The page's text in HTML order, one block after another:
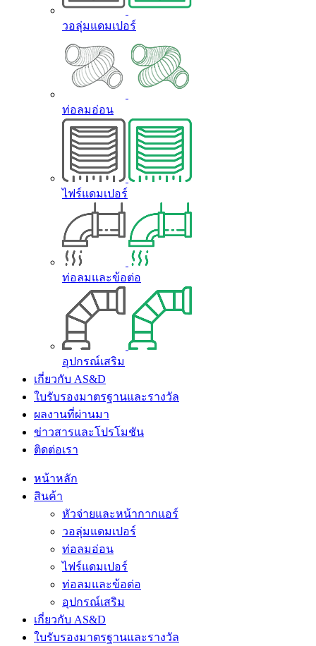
วอลุ่มแดมเปอร์
ท่อลมอ่อน
ไฟร์แดมเปอร์
ท่อลมและข้อต่อ
อุปกรณ์เสริม
เกี่ยวกับ AS&D
ใบรับรองมาตรฐานและรางวัล
ผลงานที่ผ่านมา
ข่าวสารและโปรโมชัน
ติดต่อเรา
หน้าหลัก
สินค้า
หัวจ่ายและหน้ากากแอร์
วอลุ่มแดมเปอร์
ท่อลมอ่อน
ไฟร์แดมเปอร์
ท่อลมและข้อต่อ
อุปกรณ์เสริม
เกี่ยวกับ AS&D
ใบรับรองมาตรฐานและรางวัล